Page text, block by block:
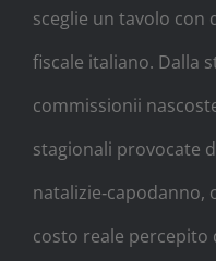
sceglie un tavolo con
fiscale italiano. Dalla
commissionii
stagionali provocate
natalizie‑capodanno,
costo reale percepito